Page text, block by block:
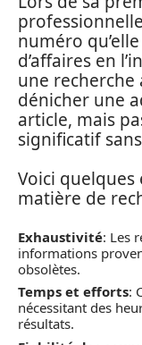
numéro
d’affaires en
une recherche
dénicher une
article, mais
significatif
Voici
matière de
Exhaustivité: Les
informations
obsolètes.
Temps et efforts:
nécessitant des
résultats.